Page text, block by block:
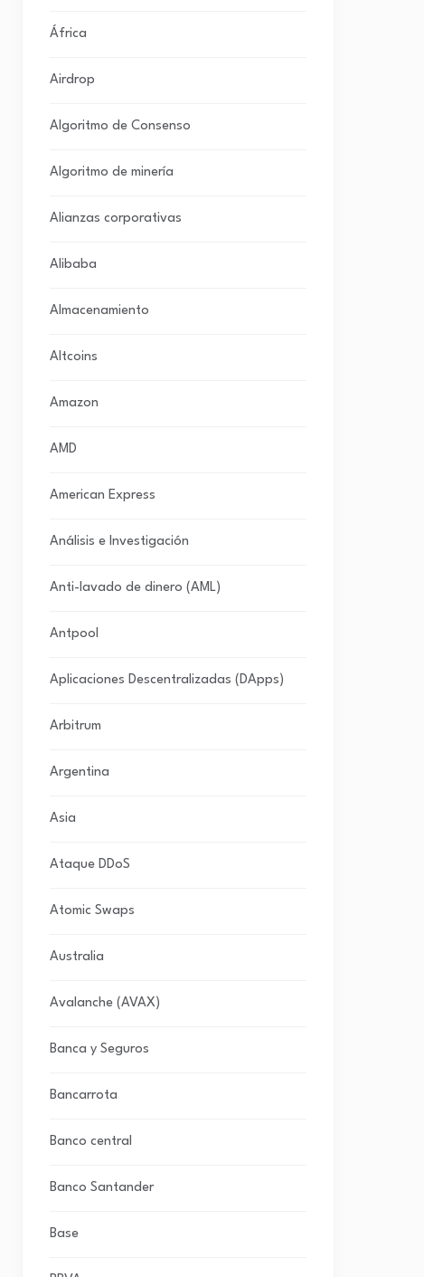
África
Airdrop
Algoritmo de Consenso
Algoritmo de minería
Alianzas corporativas
Alibaba
Almacenamiento
Altcoins
Amazon
AMD
American Express
Análisis e Investigación
Anti-lavado de dinero (AML)
Antpool
Aplicaciones Descentralizadas (DApps)
Arbitrum
Argentina
Asia
Ataque DDoS
Atomic Swaps
Australia
Avalanche (AVAX)
Banca y Seguros
Bancarrota
Banco central
Banco Santander
Base